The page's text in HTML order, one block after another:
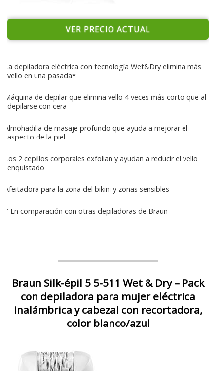
VER PRECIO ACTUAL
La depiladora eléctrica con tecnología Wet&Dry elimina más
vello en una pasada*
Máquina de depilar que elimina vello 4 veces más corto que al
depilarse con cera
Almohadilla de masaje profundo que ayuda a mejorar el
aspecto de la piel
Los 2 cepillos corporales exfolian y ayudan a reducir el vello
enquistado
Afeitadora para la zona del bikini y zonas sensibles
* En comparación con otras depiladoras de Braun
Braun Silk-épil 5 5-511 Wet & Dry – Pack
con depiladora para mujer eléctrica
inalámbrica y cabezal con recortadora,
color blanco/azul